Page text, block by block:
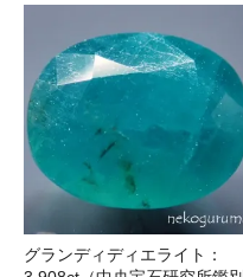
グランディディエライト：